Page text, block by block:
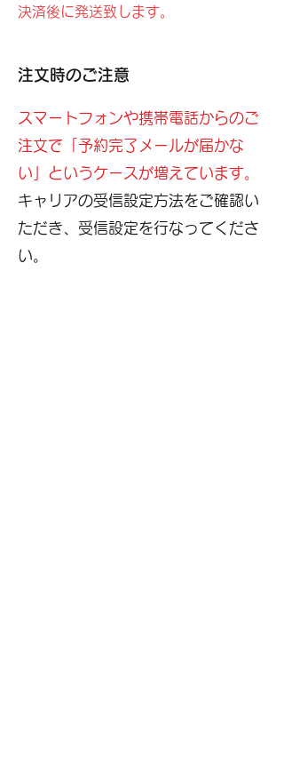
決済後に発送致します。
注文時のご注意
スマートフォンや携帯電話からのご
注文で「予約完了メールが届かな
い」というケースが増えています。
キャリアの受信設定方法をご確認い
ただき、受信設定を行なってくださ
い。